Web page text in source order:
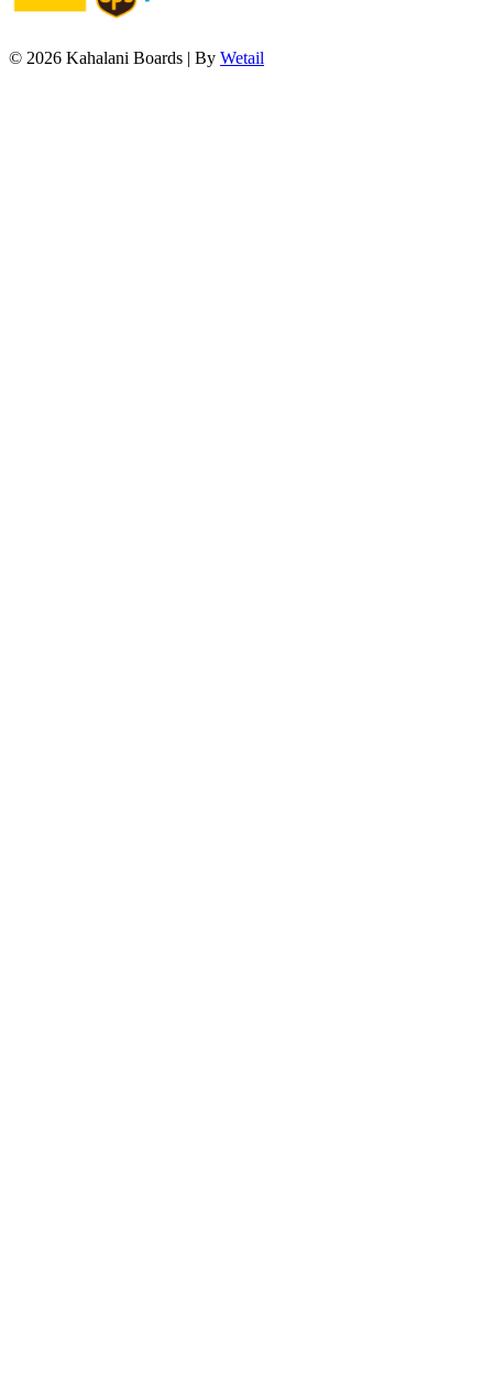
© 2026 Kahalani Boards | By Wetail